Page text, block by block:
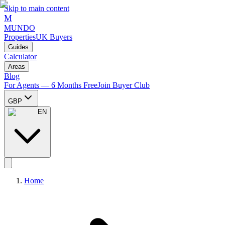
Skip to main content
M
MUNDO
PropertiesUK Buyers
Guides
Calculator
Areas
Blog
For Agents — 6 Months FreeJoin Buyer Club
GBP
EN
Home